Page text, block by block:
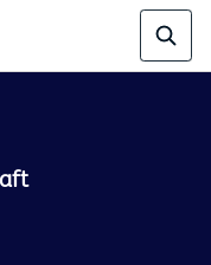
Fluency™ Plus Gefäß-Stentgraft